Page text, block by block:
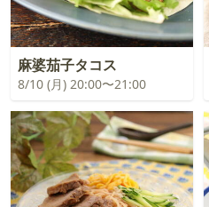
麻婆茄子タコス
8/10 (月) 20:00〜21:00